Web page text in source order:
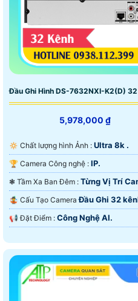
Đầu Ghi Hình DS-7632NXI-K2(D) 32
5,978,000 ₫
🔅 Chất lượng hình Ảnh : Ultra 8k .
🏆 Camera Công nghệ : IP.
❃ Tầm Xa Ban Đêm : Từng Vị Trí
🤹 Cấu Tạo CameraĐầu Ghi 32
️📢 Đặt Điểm : Công Nghệ AI.